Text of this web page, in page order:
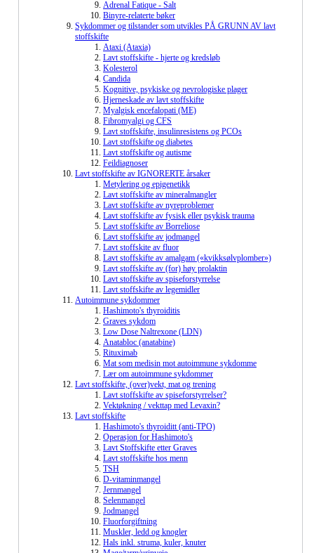
Adrenal Fatique - Salt
Binyre-relaterte bøker
Sykdommer og tilstander som utvikles PÅ GRUNN AV lavt
stoffskifte
Ataxi (Ataxia)
Lavt stoffskifte - hjerte og kredsløb
Kolesterol
Candida
Kognitive, psykiske og nevrologiske plager
Hjerneskade av lavt stoffskifte
Myalgisk encefalopati (ME)
Fibromyalgi og CFS
Lavt stoffskifte, insulinresistens og PCOs
Lavt stoffskifte og diabetes
Lavt stoffskifte og autisme
Feildiagnoser
Lavt stoffskifte av IGNORERTE årsaker
Metylering og epigenetikk
Lavt stoffskifte av mineralmangler
Lavt stoffskifte av nyreproblemer
Lavt stoffskifte av fysisk eller psykisk trauma
Lavt stoffskifte av Borreliose
Lavt stoffskifte av jodmangel
Lavt stoffskite av fluor
Lavt stoffskifte av amalgam («kvikksølvplomber»)
Lavt stoffskifte av (for) høy prolaktin
Lavt stoffskifte av spiseforstyrrelse
Lavt stoffskifte av legemidler
Autoimmune sykdommer
Hashimoto's thyroiditis
Graves sykdom
Low Dose Naltrexone (LDN)
Anatabloc (anatabine)
Rituximab
Mat som medisin mot autoimmune sykdomme
Lær om autoimmune sykdommer
Lavt stoffskifte, (over)vekt, mat og trening
Lavt stoffskifte av spiseforstyrrelser?
Vektøkning / vekttap med Levaxin?
Lavt stoffskifte
Hashimoto's thyroiditt (anti-TPO)
Operasjon for Hashimoto's
Lavt Stoffskifte etter Graves
Lavt stoffskifte hos menn
TSH
D-vitaminmangel
Jernmangel
Selenmangel
Jodmangel
Fluorforgiftning
Muskler, ledd og knogler
Hals inkl. struma, kuler, knuter